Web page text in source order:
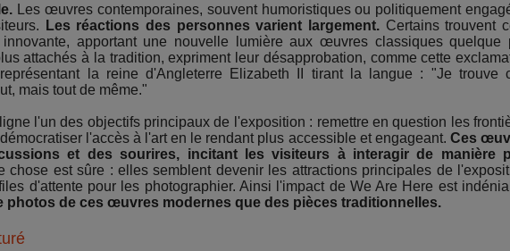
Les œuvres contemporaines, souvent humoristiques ou politiquement
Les réactions des personnes varient largement. Certains trouvent
innovante, apportant une nouvelle lumière aux œuvres classiques quelque
attachés à la tradition, expriment leur désapprobation, comme cette
la reine d'Angleterre Elizabeth II tirant la langue : "Je trouve
mais tout de même."
l'un des objectifs principaux de l'exposition : remettre en question les
l'accès à l'art en le rendant plus accessible et engageant. Ces
et des sourires, incitant les visiteurs à interagir de manière
chose est sûre : elles semblent devenir les attractions principales de
d'attente pour les photographier. Ainsi l'impact de We Are Here est
photos de ces œuvres modernes que des pièces traditionnelles.